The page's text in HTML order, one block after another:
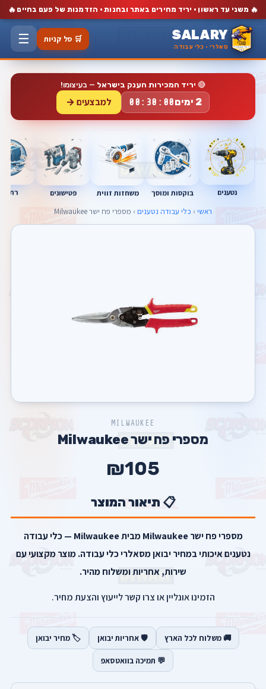
🔥 משני עד ראשון · יריד מחירים באתר ובחנות · הזדמנות של פעם בחיים 🔥
SALARY
סאלרי · כלי עבודה
🛒 סל קניות ☰
🔴 יריד המכירות הענק בישראל — בעיצומו!
2 ימים 00:29:59 למבצעים →
נטענים בוקסות ומוסך משחזות זווית פטישונים
ראשי › כלי עבודה נטענים › מספרי פח ישר Milwaukee
MILWAUKEE
מספרי פח ישר Milwaukee
₪105
📋 תיאור המוצר
מספרי פח ישר Milwaukee מבית Milwaukee — כלי עבודה
נטענים איכותי במחיר יבואן מסאלרי כלי עבודה. מוצר מקצועי עם
שירות, אחריות ומשלוח מהיר.
הזמינו אונליין או צרו קשר לייעוץ והצעת מחיר.
🚚 משלוח לכל הארץ 🛡️ אחריות יבואן 🏷️ מחיר יבואן
💬 תמיכה בוואטסאפ